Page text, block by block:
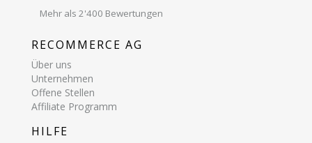
Mehr als 2'400 Bewertungen
RECOMMERCE AG
Über uns
Unternehmen
Offene Stellen
Affiliate Programm
HILFE